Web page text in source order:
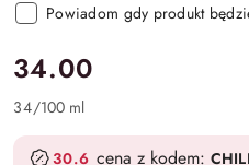
Powiadom gdy produkt
cena:
34.00
34/100 ml
30.6 cena z kodem: